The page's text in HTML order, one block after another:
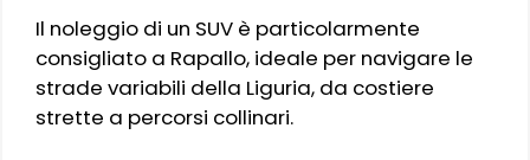
Il noleggio di un SUV è particolarmente
consigliato a Rapallo, ideale per navigare le
strade variabili della Liguria, da costiere
strette a percorsi collinari.